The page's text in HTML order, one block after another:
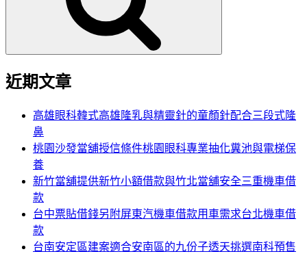
近期文章
高雄眼科韓式高雄隆乳與精靈針的童顏針配合三段式隆
鼻
桃園沙發當舖授信條件桃園眼科專業抽化糞池與電梯保
養
新竹當舖提供新竹小額借款與竹北當舖安全三重機車借
款
台中票貼借錢另附屏東汽機車借款用車需求台北機車借
款
台南安定區建案適合安南區的九份子透天挑選南科預售